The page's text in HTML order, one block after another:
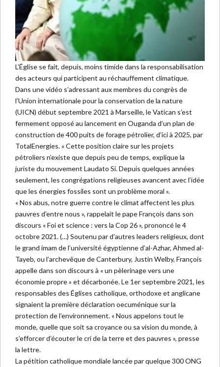
L’Église se fait, depuis, moins timide dans la responsabilisation
des acteurs qui participent au réchauffement climatique.
Dans une vidéo s’adressant aux membres du congrès de
l’Union internationale pour la conservation de la nature
(UICN) début septembre 2021 à Marseille, le Vatican s’est
fermement opposé au lancement en Ouganda d’un plan de
construction de 400 puits de forage pétrolier, d’ici à 2025, par
TotalEnergies. « Cette position claire sur les projets
pétroliers n’existe que depuis peu de temps, explique la
juriste du mouvement Laudato Si. Depuis quelques années
seulement, les congrégations religieuses avancent avec l’idée
que les énergies fossiles sont un problème moral ».
« Nos abus, notre guerre contre le climat affectent les plus
pauvres d’entre nous », rappelait le pape François dans son
discours « Foi et science : vers la Cop 26 », prononcé le 4
octobre 2021. (…) Soutenu par d’autres leaders religieux, dont
le grand imam de l’université égyptienne d’al-Azhar, Ahmed al-
Tayeb, ou l’archevêque de Canterbury, Justin Welby, François
appelle dans son discours à « un pèlerinage vers une
économie propre » et décarbonée. Le 1er septembre 2021, les
responsables des Églises catholique, orthodoxe et anglicane
signaient la première déclaration oecuménique sur la
protection de l’environnement. « Nous appelons tout le
monde, quelle que soit sa croyance ou sa vision du monde, à
s’efforcer d’écouter le cri de la terre et des pauvres », presse
la lettre.
La pétition catholique mondiale lancée par quelque 300 ONG